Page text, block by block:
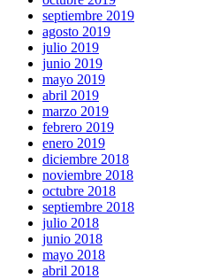
septiembre 2019
agosto 2019
julio 2019
junio 2019
mayo 2019
abril 2019
marzo 2019
febrero 2019
enero 2019
diciembre 2018
noviembre 2018
octubre 2018
septiembre 2018
julio 2018
junio 2018
mayo 2018
abril 2018